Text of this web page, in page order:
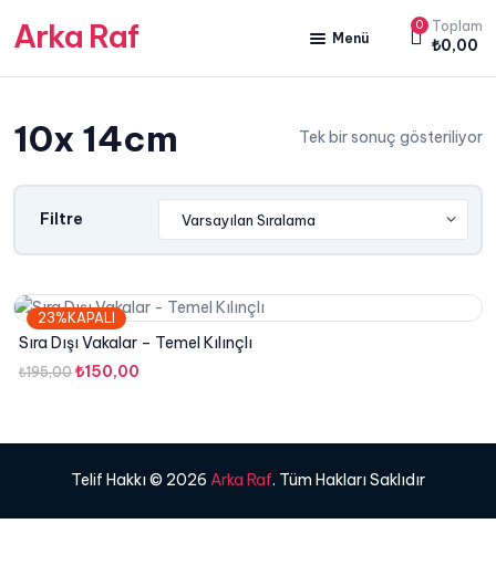
Arka Raf Menü
ANA SAYFA
HAKKIMIZDA
YAZARLARIMIZ
0 Toplam
₺0,00
10x 14cm Tek bir sonuç gösteriliyor
Filtre
23%KAPALI
Sıra Dışı Vakalar – Temel Kılınçlı
₺195,00 Orijinal
₺150,00
₺150,00.
Telif Hakkı © 2026 Arka Raf. Tüm Hakları Saklıdır